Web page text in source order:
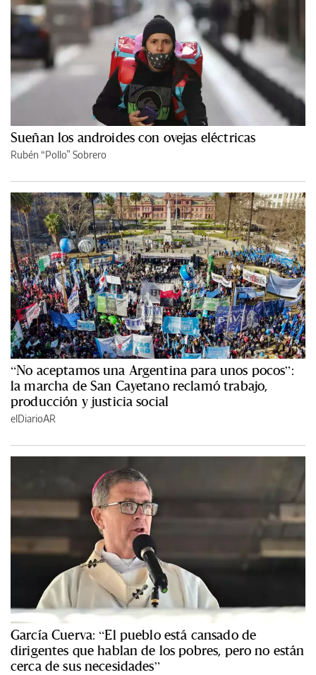
Sueñan los androides con ovejas eléctricas
Rubén “Pollo” Sobrero
“No aceptamos una Argentina para unos pocos”:
la marcha de San Cayetano reclamó trabajo,
producción y justicia social
elDiarioAR
García Cuerva: “El pueblo está cansado de
dirigentes que hablan de los pobres, pero no están
cerca de sus necesidades”